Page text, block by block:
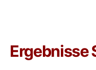
Ergebnisse